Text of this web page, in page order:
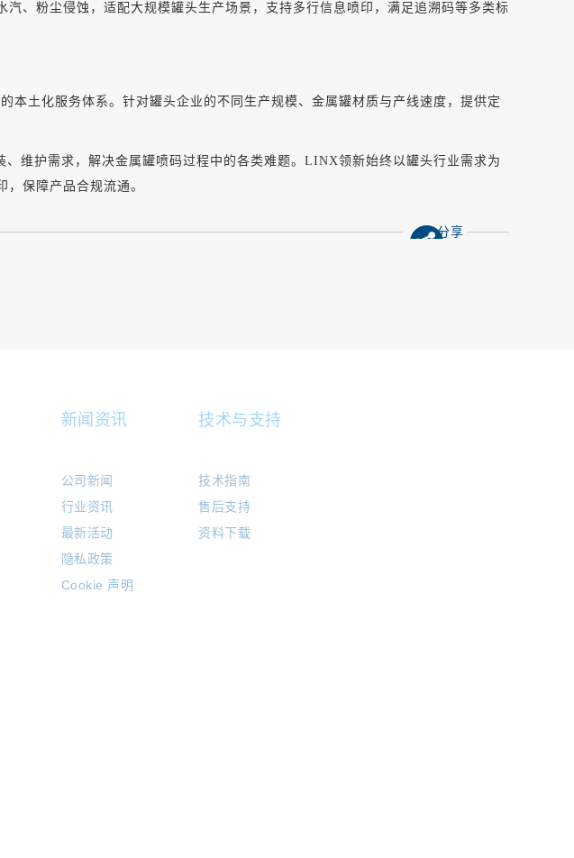
、粉尘侵蚀，适配大规模罐头生产场景，支持多行信息喷印，满足追溯码等多类标
本土化服务体系。针对罐头企业的不同生产规模、金属罐材质与产线速度，提供定
维护需求，解决金属罐喷码过程中的各类难题。 LINX领新始终以罐头行业需求为
保障产品合规流通。
分享
新闻资讯
公司新闻
行业资讯
最新活动
隐私政策
Cookie 声明
技术与支持
技术指南
售后支持
资料下载